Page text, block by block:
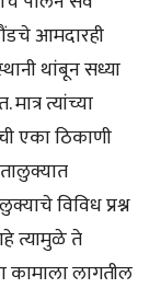
आमदारही
थांबून सध्या
त्यांच्या
एका ठिकाणी
विविध प्रश्न
त्यामुळे ते
कामाला लागतील